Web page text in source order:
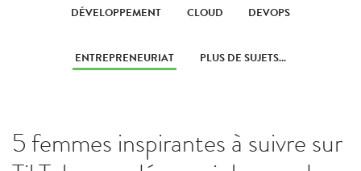
DÉVELOPPEMENT CLOUD DEVOPS
ENTREPRENEURIAT PLUS DE SUJETS...
5 femmes inspirantes à suivre sur